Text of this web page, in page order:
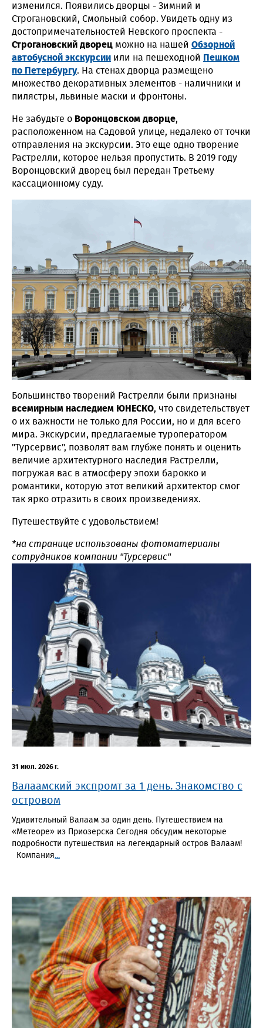
изменился. Появились дворцы - Зимний и
Строгановский, Смольный собор. Увидеть одну из
достопримечательностей Невского проспекта -
Строгановский дворец можно на нашей Обзорной
автобусной экскурсии или на пешеходной Пешком
по Петербургу. На стенах дворца размещено
множество декоративных элементов - наличники и
пилястры, львиные маски и фронтоны.
Не забудьте о Воронцовском дворце,
расположенном на Садовой улице, недалеко от точки
отправления на экскурсии. Это еще одно творение
Растрелли, которое нельзя пропустить. В 2019 году
Воронцовский дворец был передан Третьему
кассационному суду.
Большинство творений Растрелли были признаны
всемирным наследием ЮНЕСКО, что свидетельствует
о их важности не только для России, но и для всего
мира. Экскурсии, предлагаемые туроператором
"Турсервис", позволят вам глубже понять и оценить
величие архитектурного наследия Растрелли,
погружая вас в атмосферу эпохи барокко и
романтики, которую этот великий архитектор смог
так ярко отразить в своих произведениях.
Путешествуйте с удовольствием!
*на странице использованы фотоматериалы
сотрудников компании "Турсервис"
31 июл. 2026 г.
Валаамский экспромт за 1 день. Знакомство с
островом
Удивительный Валаам за один день. Путешествием на
«Метеоре» из Приозерска Сегодня обсудим некоторые
подробности путешествия на легендарный остров Валаам!
Компания